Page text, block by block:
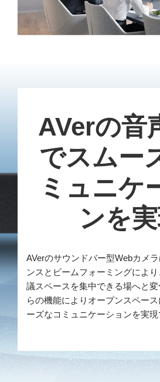
AVerの音
でスムー
ミュニケ
ンを
AVerのサウンドバー型Webカメ
ンスとビームフォーミングによ
議スペースを集中できる場へと
らの機能によりオープンスペー
ーズなコミュニケーションを実現